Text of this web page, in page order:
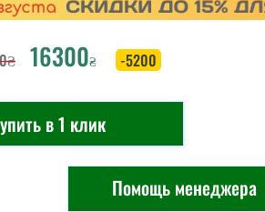
₴ 16300₴ -5200
в 1 клик
Помощь менеджера